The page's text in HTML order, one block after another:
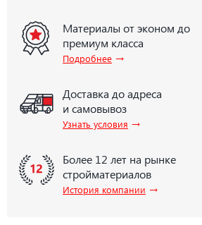
Материалы от эконом до
премиум класса
Подробнее →
Доставка до адреса
и самовывоз
Узнать условия →
Более 12 лет на рынке
стройматериалов
История компании →